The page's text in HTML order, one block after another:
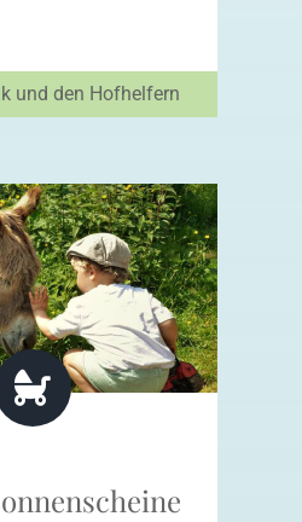
und den Hofhelfern